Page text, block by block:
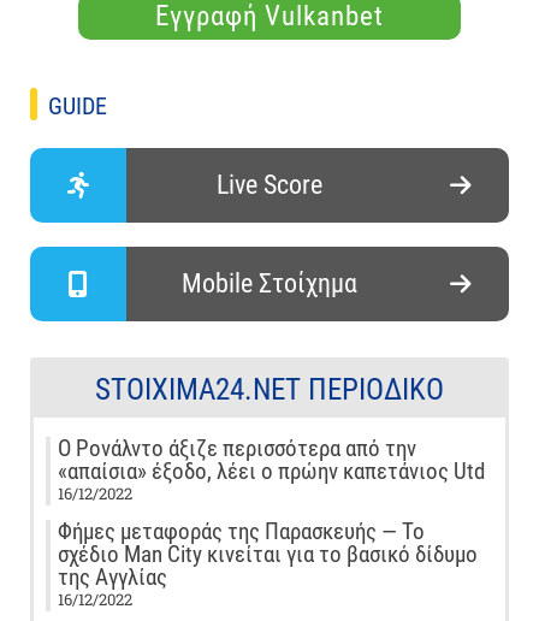
Εγγραφή Vulkanbet
GUIDE
Live Score
Mobile Στοίχημα
STOIXIMA24.NET ΠΕΡΙΟΔΙΚΌ
Ο Ρονάλντο άξιζε περισσότερα από την
«απαίσια» έξοδο, λέει ο πρώην καπετάνιος Utd
16/12/2022
Φήμες μεταφοράς της Παρασκευής — Το
σχέδιο Man City κινείται για το βασικό δίδυμο
της Αγγλίας
16/12/2022